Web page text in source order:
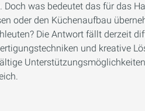
was bedeutet das für das
oder den Küchenaufbau
Die Antwort fällt derzeit
und kreative